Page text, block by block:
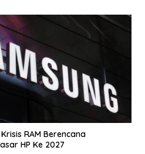
RAM Berencana
HP Ke 2027